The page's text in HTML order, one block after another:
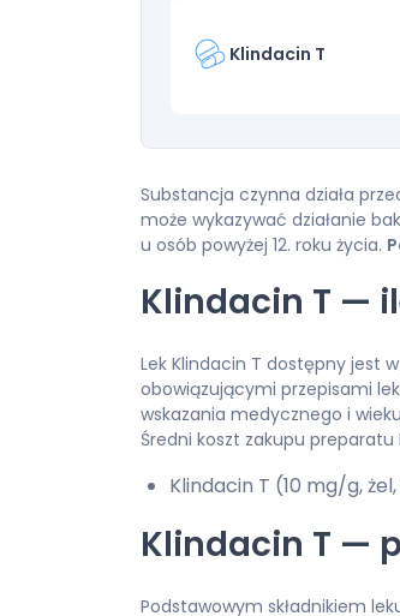
Klindacin T
Substancja czynna działa
może wykazywać działanie
u osób powyżej 12. roku życia.
Klindacin T —
Lek Klindacin T dostępny jest
obowiązującymi przepisami
wskazania medycznego i
Średni koszt zakupu preparatu
Klindacin T (10 mg/g,
Klindacin T —
Podstawowym składnikiem